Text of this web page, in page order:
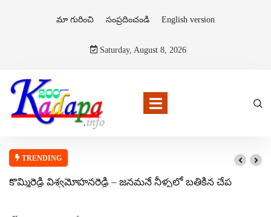
మా గురించి సంప్రదించండి English version
Saturday, August 8, 2026
TRENDING
కొమ్మిరెడ్డి విశ్వమోహనరెడ్డి – జనమనే నీళ్ళలో బతికిన చేప